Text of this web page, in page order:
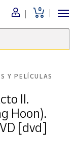
0
Y PELÍCULAS
II.
Hoon).
[dvd]